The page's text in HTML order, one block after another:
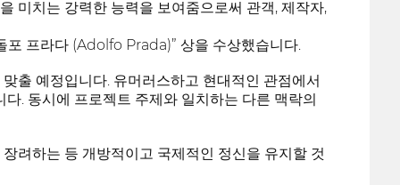
미치는 강력한 능력을 보여줌으로써 관객, 제작자,
포 프라다 (Adolfo Prada)” 상을 수상했습니다.
출 예정입니다. 유머러스하고 현대적인 관점에서
. 동시에 프로젝트 주제와 일치하는 다른 맥락의
려하는 등 개방적이고 국제적인 정신을 유지할 것